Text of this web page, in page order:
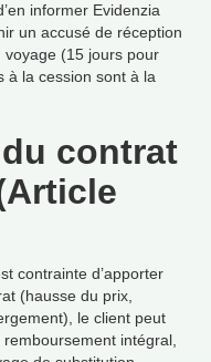
’en informer Evidenzia
un accusé de réception
voyage (15 jours pour
à la cession sontà la
contrat
contrainte d’apporter
(hausse du prix,
le client peut
remboursement intégral,